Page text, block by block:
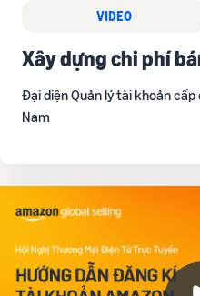
VIDEO
Xây dựng chi phí
Đại diện Quản lý tài khoản
Nam